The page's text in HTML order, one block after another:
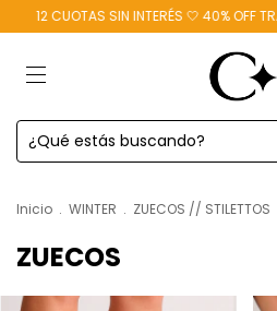
SIN INTERÉS 🤍 40% OFF
Inicio . WINTER . ZUECOS // STILETTOS
ZUECOS